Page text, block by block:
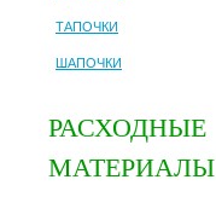
ТАПОЧКИ
ШАПОЧКИ
РАСХОДНЫЕ
МАТЕРИАЛЫ